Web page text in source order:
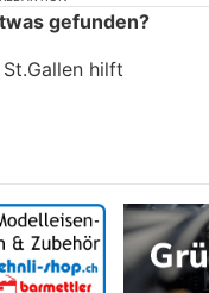
gefunden?
hilft